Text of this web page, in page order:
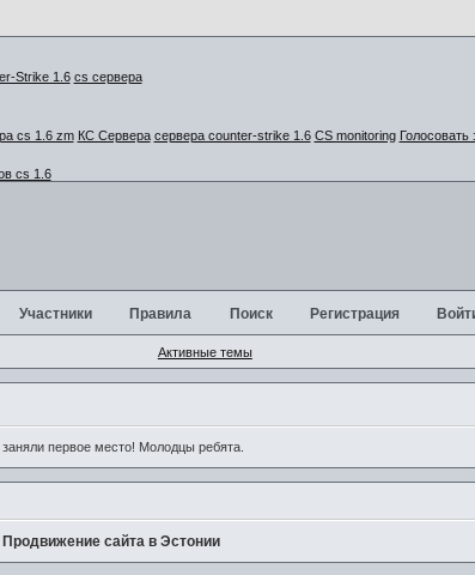
cs сервера
cs 1.6 zm КС Сервера сервера counter-strike 1.6 CS monitoring
cs 1.6
Участники Правила Поиск Регистрация
Активные темы
первое место! Молодцы ребята.
Продвижение сайта в Эстонии